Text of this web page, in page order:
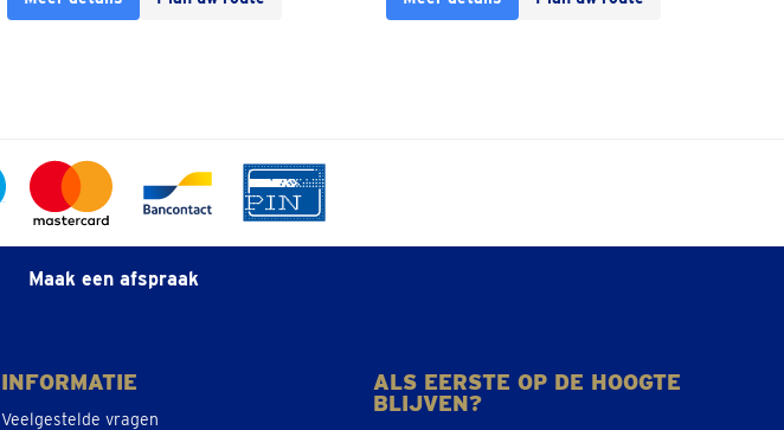
Maak een afspraak
INFORMATIE
Veelgestelde vragen
ALS EERSTE OP DE HOOGTE
BLIJVEN?